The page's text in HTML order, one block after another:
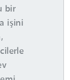
bir
işini